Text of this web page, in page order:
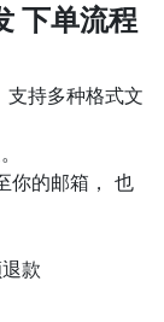
下单流程
支持多种格式文
你的邮箱， 也
款